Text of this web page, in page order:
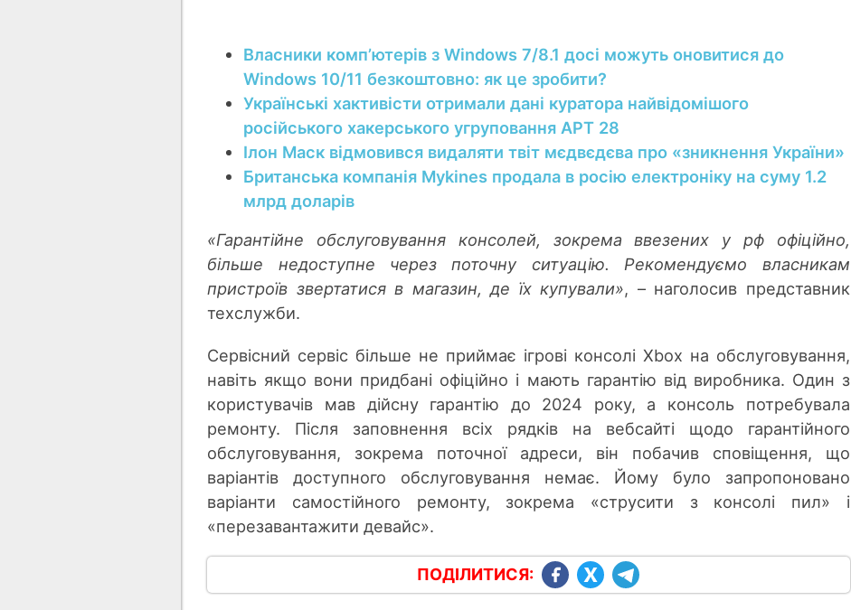
Власники компʼютерів з Windows 7/8.1 досі можуть оновитися до
Windows 10/11 безкоштовно: як це зробити?
Українські хактивісти отримали дані куратора найвідомішого
російського хакерського угруповання APT 28
Ілон Маск відмовився видаляти твіт мєдвєдєва про «зникнення України»
Британська компанія Mykines продала в росію електроніку на суму 1.2
млрд доларів
«Гарантійне обслуговування консолей, зокрема ввезених у рф офіційно,
більше недоступне через поточну ситуацію. Рекомендуємо власникам
пристроїв звертатися в магазин, де їх купували», – наголосив представник
техслужби.
Сервісний сервіс більше не приймає ігрові консолі Xbox на обслуговування,
навіть якщо вони придбані офіційно і мають гарантію від виробника. Один з
користувачів мав дійсну гарантію до 2024 року, а консоль потребувала
ремонту. Після заповнення всіх рядків на вебсайті щодо гарантійного
обслуговування, зокрема поточної адреси, він побачив сповіщення, що
варіантів доступного обслуговування немає. Йому було запропоновано
варіанти самостійного ремонту, зокрема «струсити з консолі пил» і
«перезавантажити девайс».
ПОДІЛИТИСЯ: